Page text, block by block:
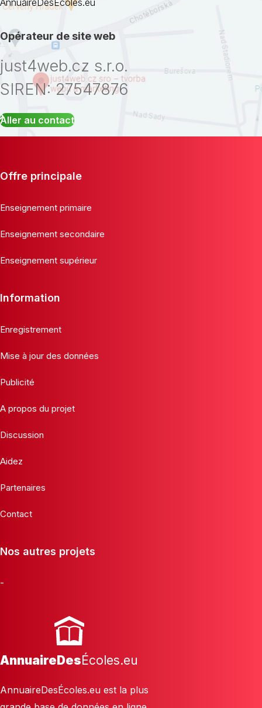
AnnuaireDesEcoles.eu
Opérateur de site web
just4web.cz s.r.o.
SIREN: 27547876
Aller au contact
Offre principale
Enseignement primaire
Enseignement secondaire
Enseignement supérieur
Information
Enregistrement
Mise à jour des données
Publicité
A propos du projet
Discussion
Aidez
Partenaires
Contact
Nos autres projets
-
AnnuaireDesÉcoles.eu
AnnuaireDesÉcoles.eu est la plus